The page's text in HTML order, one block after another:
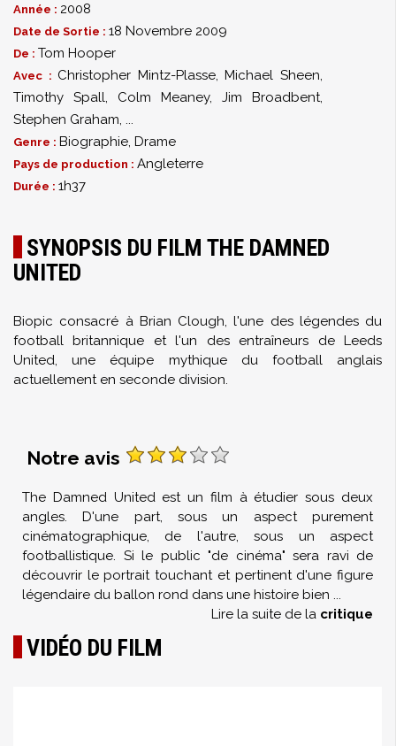
Année : 2008
Date de Sortie : 18 Novembre 2009
De : Tom Hooper
Avec : Christopher Mintz-Plasse,Michael Sheen,
Timothy Spall, Colm Meaney, Jim Broadbent,
Stephen Graham, ...
Genre : Biographie, Drame
Pays de production : Angleterre
Durée : 1h37
SYNOPSIS DU FILM THE DAMNED
UNITED
Biopic consacré à Brian Clough, l'une des légendes du
football britannique et l'un des entraîneurs de Leeds
United, une équipe mythique du football anglais
actuellement en seconde division.
Notre avis
The Damned United est un film à étudier sous deux
angles. D'une part, sous un aspect purement
cinématographique, de l'autre, sous un aspect
footballistique. Si le public "de cinéma" sera ravi de
découvrir le portrait touchant et pertinent d'une figure
légendaire du ballon rond dans une histoire bien ...
Lire la suite de la critique
VIDÉO DU FILM